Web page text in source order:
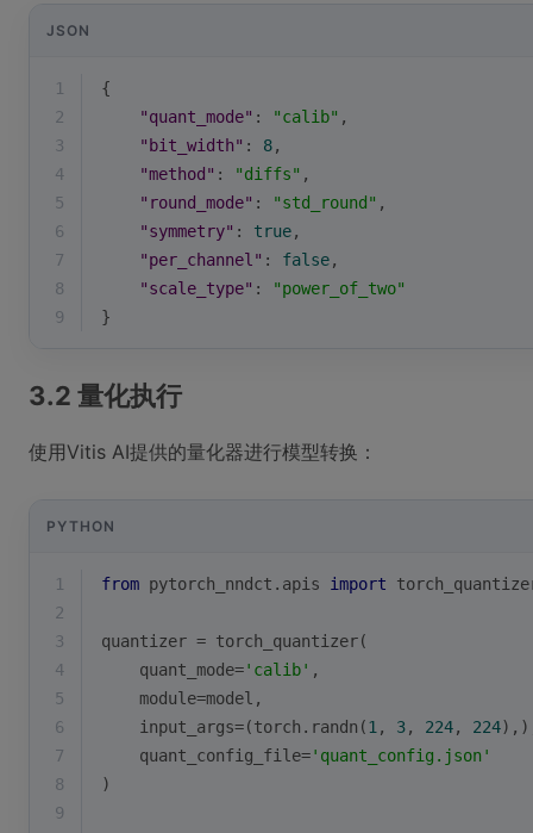
JSON
1
{
2
"quant_mode" : "calib" ,
3
"bit_width" : 8,
4
"method" : "diffs" ,
5
"round_mode" : "std_round" ,
6
"symmetry" : true,
7
"per_channel" : false,
8
"scale_type" :
"power_of_two"
9
}
3.2 量化执行
使用Vitis AI提供的量化器进行模型转换：
PYTHON
1 from pytorch_nndct.apis import
2
3
quantizer = torch_quantizer(
4
    quant_mode=
'calib' ,
5
    module=model,
6
    input_args=(torch.randn(
1 , 3, 224, 224
7
    quant_config_file=
'quant_config.json'
8
)
9